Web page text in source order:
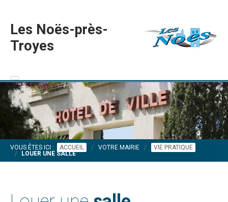
Les Noës-près-
Troyes
VOUS ÊTES ICI : ACCUEIL VOTRE MAIRIE
VIE PRATIQUE
LOUER UNE SALLE